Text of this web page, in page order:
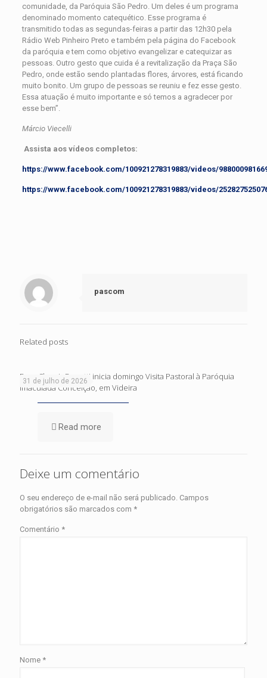
comunidade, da Paróquia São Pedro. Um deles é um programa
denominado momento catequético. Esse programa é
transmitido todas as segundas-feiras a partir das 12h30 pela
Rádio Web Pinheiro Preto e também pela página do Facebook
da paróquia e tem como objetivo evangelizar e catequizar as
pessoas. Outro gesto que cuida é a revitalização da Praça São
Pedro, onde estão sendo plantadas flores, árvores, está ficando
muito bonito. Um grupo de pessoas se reuniu e fez esse gesto.
Essa atuação é muito importante e só temos a agradecer por
esse bem”.
Márcio Viecelli
Assista aos vídeos completos:
https://www.facebook.com/100921278319883/videos/
https://www.facebook.com/100921278319883/videos/
pascom
Related posts
31 de julho de 2026
Dom Cleocir Bonetti inicia domingo Visita Pastoral à Paróquia
Imaculada Conceição, em Videira
Read more
Deixe um comentário
O seu endereço de e-mail não será publicado. Campos
obrigatórios são marcados com *
Comentário *
Nome *